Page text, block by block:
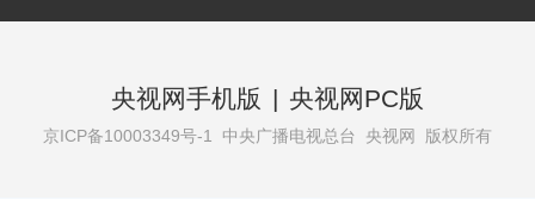
央视网手机版 | 央视网PC版
京ICP备10003349号-1 中央广播电视总台 央视网 版权所有